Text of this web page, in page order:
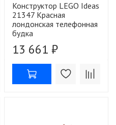
Конструктор LEGO Ideas
21347 Красная
лондонская телефонная
будка
13 661 ₽